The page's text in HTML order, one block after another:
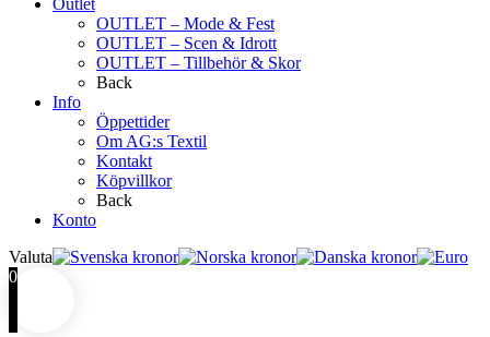
OUTLET – Mode & Fest
OUTLET – Scen & Idrott
OUTLET – Tillbehör & Skor
Back
Info
Öppettider
Om AG:s Textil
Kontakt
Köpvillkor
Back
Konto
Valuta
0